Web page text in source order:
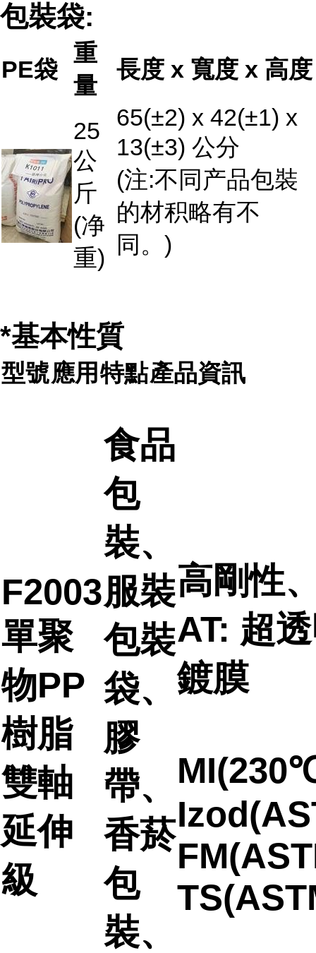
包裝袋:
PE袋
重
量
長度 x 寬度 x 高度
25
公
斤
(净
重)
65(±2) x 42(±1) x
13(±3) 公分
(注:不同产品包裝
的材积略有不
同。)
*基本性質
型號應用 特點產品資訊
F2003
單聚
物PP
樹脂
雙軸
延伸
級
食品
包
裝、
服裝
包裝
袋、
膠
帶、
香菸
包
裝、
高剛性
AT: 超
鍍膜